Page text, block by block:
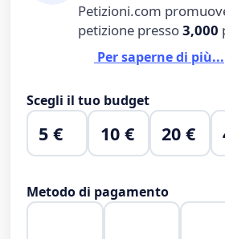
Petizioni.com
petizione presso3,000
Per saperne di più...
Scegli il tuo budget
5 € 10 € 20 €
Metodo di pagamento